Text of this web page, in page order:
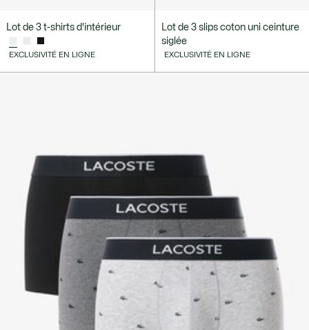
Lot de 3 t-shirts d'intérieur
EXCLUSIVITÉ EN LIGNE
Lot de 3 slips coton uni ceinture
siglée
EXCLUSIVITÉ EN LIGNE